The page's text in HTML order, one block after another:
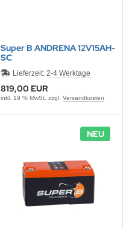
Super B ANDRENA 12V15AH-
SC
Lieferzeit: 2-4 Werktage
819,00 EUR
inkl. 19 % MwSt. zzgl. Versandkosten
NEU